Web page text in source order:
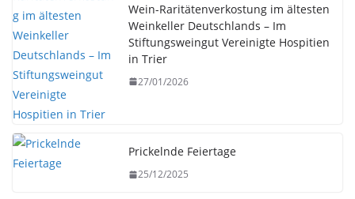
Wein-Raritätenverkostung im ältesten
Weinkeller Deutschlands – Im
Stiftungsweingut Vereinigte Hospitien
in Trier
27/01/2026
Prickelnde Feiertage
25/12/2025